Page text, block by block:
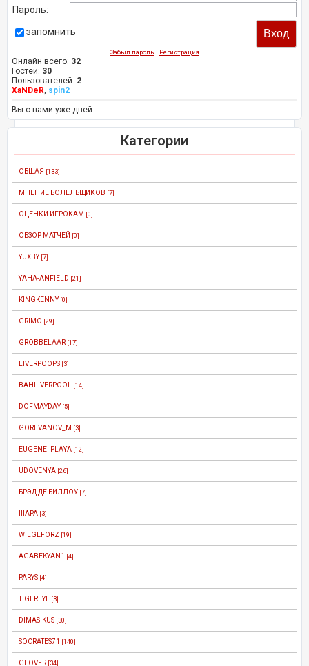
Пароль:
запомнить
Забыл пароль | Регистрация
Онлайн всего: 32
Гостей: 30
Пользователей: 2
XaNDeR, spin2
Вы с нами уже дней.
Категории
ОБЩАЯ [133]
МНЕНИЕ БОЛЕЛЬЩИКОВ [7]
ОЦЕНКИ ИГРОКАМ [0]
ОБЗОР МАТЧЕЙ [0]
YUXBY [7]
YAHA-ANFIELD [21]
KINGKENNY [0]
GRIMO [29]
GROBBELAAR [17]
LIVERPOOPS [3]
BAHLIVERPOOL [14]
DOFMAYDAY [5]
GOREVANOV_M [3]
EUGENE_PLAYA [12]
UDOVENYA [26]
БРЭД ДЕ БИЛЛОУ [7]
IIIAPA [3]
WILGEFORZ [19]
AGABEKYAN1 [4]
PARYS [4]
TIGEREYE [3]
DIMASIKUS [30]
SOCRATES71 [140]
GLOVER [34]